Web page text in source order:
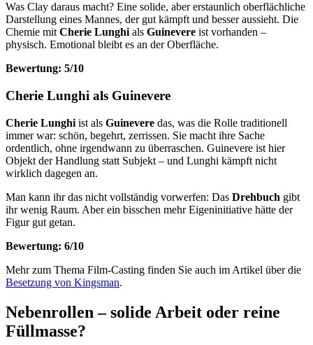
Was Clay daraus macht? Eine solide, aber erstaunlich oberflächliche
Darstellung eines Mannes, der gut kämpft und besser aussieht. Die
Chemie mit Cherie Lunghi als Guinevere ist vorhanden –
physisch. Emotional bleibt es an der Oberfläche.
Bewertung: 5/10
Cherie Lunghi als Guinevere
Cherie Lunghi ist als Guinevere das, was die Rolle traditionell
immer war: schön, begehrt, zerrissen. Sie macht ihre Sache
ordentlich, ohne irgendwann zu überraschen. Guinevere ist hier
Objekt der Handlung statt Subjekt – und Lunghi kämpft nicht
wirklich dagegen an.
Man kann ihr das nicht vollständig vorwerfen: Das Drehbuch gibt
ihr wenig Raum. Aber ein bisschen mehr Eigeninitiative hätte der
Figur gut getan.
Bewertung: 6/10
Mehr zum Thema Film-Casting finden Sie auch im Artikel über die
Besetzung von Kingsman.
Nebenrollen – solide Arbeit oder reine
Füllmasse?